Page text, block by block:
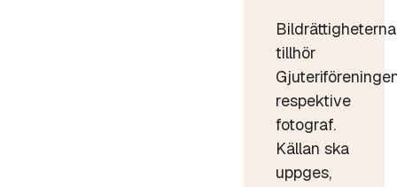
Bildrättigheterna
tillhör
respektive
fotograf.
Källan ska
uppges,